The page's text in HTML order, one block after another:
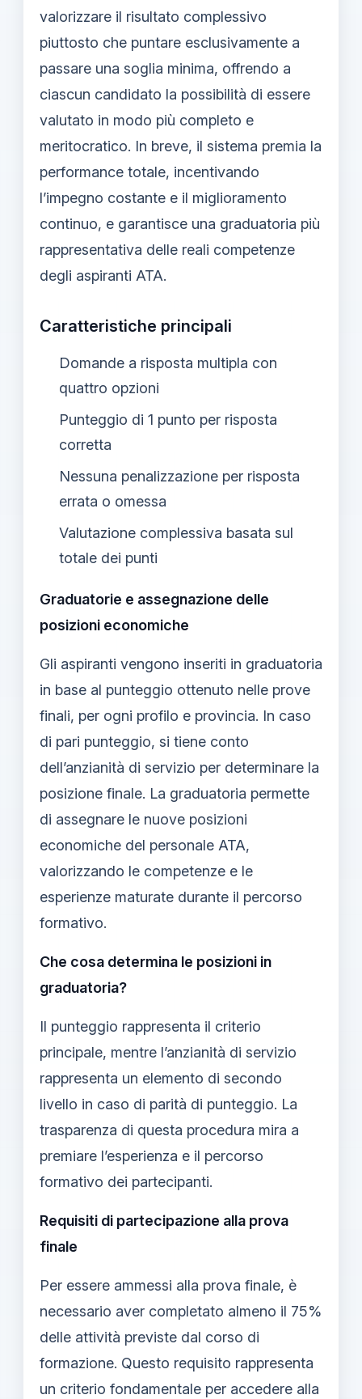
valorizzare il risultato complessivo
piuttosto che puntare esclusivamente a
passare una soglia minima, offrendo a
ciascun candidato la possibilità di essere
valutato in modo più completo e
meritocratico. In breve, il sistema premia la
performance totale, incentivando
l’impegno costante e il miglioramento
continuo, e garantisce una graduatoria più
rappresentativa delle reali competenze
degli aspiranti ATA.
Caratteristiche principali
Domande a risposta multipla con
quattro opzioni
Punteggio di 1 punto per risposta
corretta
Nessuna penalizzazione per risposta
errata o omessa
Valutazione complessiva basata sul
totale dei punti
Graduatorie e assegnazione delle
posizioni economiche
Gli aspiranti vengono inseriti in graduatoria
in base al punteggio ottenuto nelle prove
finali, per ogni profilo e provincia. In caso
di pari punteggio, si tiene conto
dell’anzianità di servizio per determinare la
posizione finale. La graduatoria permette
di assegnare le nuove posizioni
economiche del personale ATA,
valorizzando le competenze e le
esperienze maturate durante il percorso
formativo.
Che cosa determina le posizioni in
graduatoria?
Il punteggio rappresenta il criterio
principale, mentre l’anzianità di servizio
rappresenta un elemento di secondo
livello in caso di parità di punteggio. La
trasparenza di questa procedura mira a
premiare l’esperienza e il percorso
formativo dei partecipanti.
Requisiti di partecipazione alla prova
finale
Per essere ammessi alla prova finale, è
necessario aver completato almeno il 75%
delle attività previste dal corso di
formazione. Questo requisito rappresenta
un criterio fondamentale per accedere alla